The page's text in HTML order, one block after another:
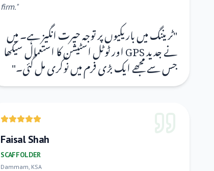
firm."
"ٹریننگ میں باریکیوں پر توجہ حیرت انگیز ہے۔ میں
نے جدید GPS اور ٹوٹل اسٹیشن کا استعمال سیکھا
جس سے مجھے ایک بڑی فرم میں نوکری مل گئی۔"
Faisal Shah
SCAFFOLDER
Dammam, KSA